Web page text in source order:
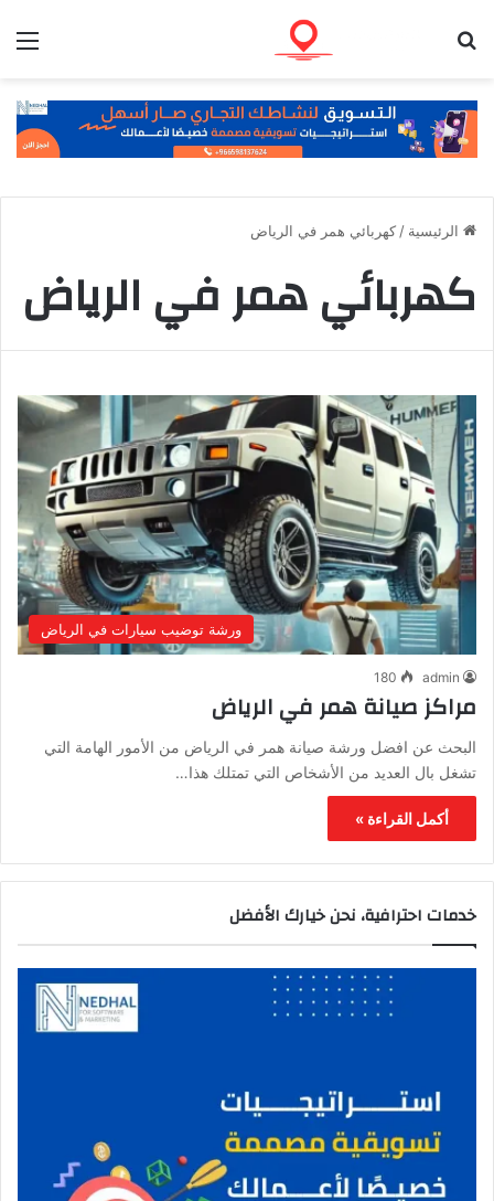
الرئيسية / كهربائي همر في الرياض
كهربائي همر في الرياض
ورشة توضيب سيارات في الرياض
admin
180
مراكز صيانة همر في الرياض
البحث عن افضل ورشة صيانة همر في الرياض من الأمور الهامة التي
تشغل بال العديد من الأشخاص التي تمتلك هذا…
أكمل القراءة »
خدمات احترافية، نحن خيارك الأفضل